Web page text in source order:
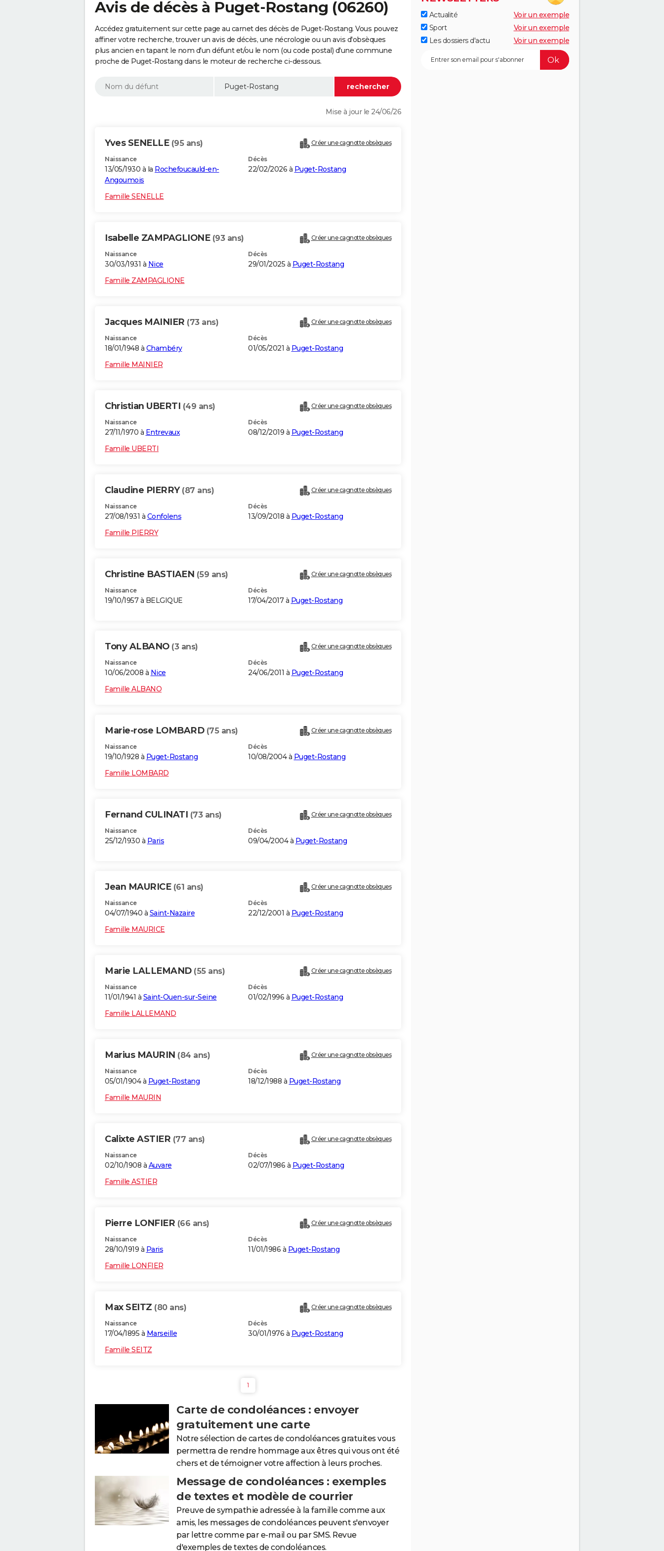
Avis de décès à Puget-Rostang (06260)
Accédez gratuitement sur cette page au carnet des décès de Puget-Rostang. Vous pouvez
affiner votre recherche, trouver un avis de décès, une nécrologie ou un avis d'obsèques
plus ancien en tapant le nom d'un défunt et/ou le nom (ou code postal) d'une commune
proche de Puget-Rostang dans le moteur de recherche ci-dessous.
Mise à jour le 24/06/26
Yves SENELLE (95 ans) Créer une cagnotte obsèques
Naissance
13/05/1930 à la Rochefoucauld-en-
Angoumois
Décès
22/02/2026 à Puget-Rostang
Famille SENELLE
Isabelle ZAMPAGLIONE (93 ans) Créer une cagnotte obsèques
Naissance
30/03/1931 à Nice
Décès
29/01/2025 à Puget-Rostang
Famille ZAMPAGLIONE
Jacques MAINIER (73 ans) Créer une cagnotte obsèques
Naissance
18/01/1948 à Chambéry
Décès
01/05/2021 à Puget-Rostang
Famille MAINIER
Christian UBERTI (49 ans) Créer une cagnotte obsèques
Naissance
27/11/1970 à Entrevaux
Décès
08/12/2019 à Puget-Rostang
Famille UBERTI
Claudine PIERRY (87 ans) Créer une cagnotte obsèques
Naissance
27/08/1931 à Confolens
Décès
13/09/2018 à Puget-Rostang
Famille PIERRY
Christine BASTIAEN (59 ans) Créer une cagnotte obsèques
Naissance
19/10/1957 à BELGIQUE
Décès
17/04/2017 à Puget-Rostang
Tony ALBANO (3 ans) Créer une cagnotte obsèques
Naissance
10/06/2008 à Nice
Décès
24/06/2011 à Puget-Rostang
Famille ALBANO
Marie-rose LOMBARD (75 ans) Créer une cagnotte obsèques
Naissance
19/10/1928 à Puget-Rostang
Décès
10/08/2004 à Puget-Rostang
Famille LOMBARD
Fernand CULINATI (73 ans) Créer une cagnotte obsèques
Naissance
25/12/1930 à Paris
Décès
09/04/2004 à Puget-Rostang
Jean MAURICE (61 ans) Créer une cagnotte obsèques
Naissance
04/07/1940 à Saint-Nazaire
Décès
22/12/2001 à Puget-Rostang
Famille MAURICE
Marie LALLEMAND (55 ans) Créer une cagnotte obsèques
Naissance
11/01/1941 à Saint-Ouen-sur-Seine
Décès
01/02/1996 à Puget-Rostang
Famille LALLEMAND
Marius MAURIN (84 ans) Créer une cagnotte obsèques
Naissance
05/01/1904 à Puget-Rostang
Décès
18/12/1988 à Puget-Rostang
Famille MAURIN
Calixte ASTIER (77 ans) Créer une cagnotte obsèques
Naissance
02/10/1908 à Auvare
Décès
02/07/1986 à Puget-Rostang
Famille ASTIER
Pierre LONFIER (66 ans) Créer une cagnotte obsèques
Naissance
28/10/1919 à Paris
Décès
11/01/1986 à Puget-Rostang
Famille LONFIER
Max SEITZ (80 ans) Créer une cagnotte obsèques
Naissance
17/04/1895 à Marseille
Décès
30/01/1976 à Puget-Rostang
Famille SEITZ
1
Carte de condoléances : envoyer
gratuitement une carte
Notre sélection de cartes de condoléances gratuites vous
permettra de rendre hommage aux êtres qui vous ont été
chers et de témoigner votre affection à leurs proches.
Message de condoléances : exemples
de textes et modèle de courrier
Preuve de sympathie adressée à la famille comme aux
amis, les messages de condoléances peuvent s'envoyer
par lettre comme par e-mail ou par SMS. Revue
d'exemples de textes de condoléances.
Actualité
Voir un exemple
Sport
Voir un exemple
Les dossiers d'actu
Voir un exemple